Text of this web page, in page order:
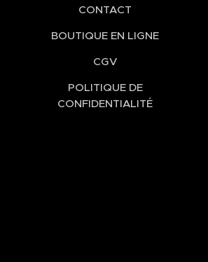
CONTACT
BOUTIQUE EN LIGNE
CGV
POLITIQUE DE
CONFIDENTIALITÉ